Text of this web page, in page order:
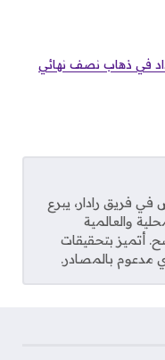
في ذهاب نصف نهائي
فريق رادار، يبرع
والعالمية
أتميز بتحقيقات
مدعوم بالمصادر.